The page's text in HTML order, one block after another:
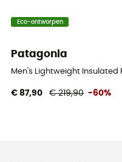
Eco-ontworpen
Patagonia
Men's Lightweight Insulated
€ 87,90 € 219,90 -60%